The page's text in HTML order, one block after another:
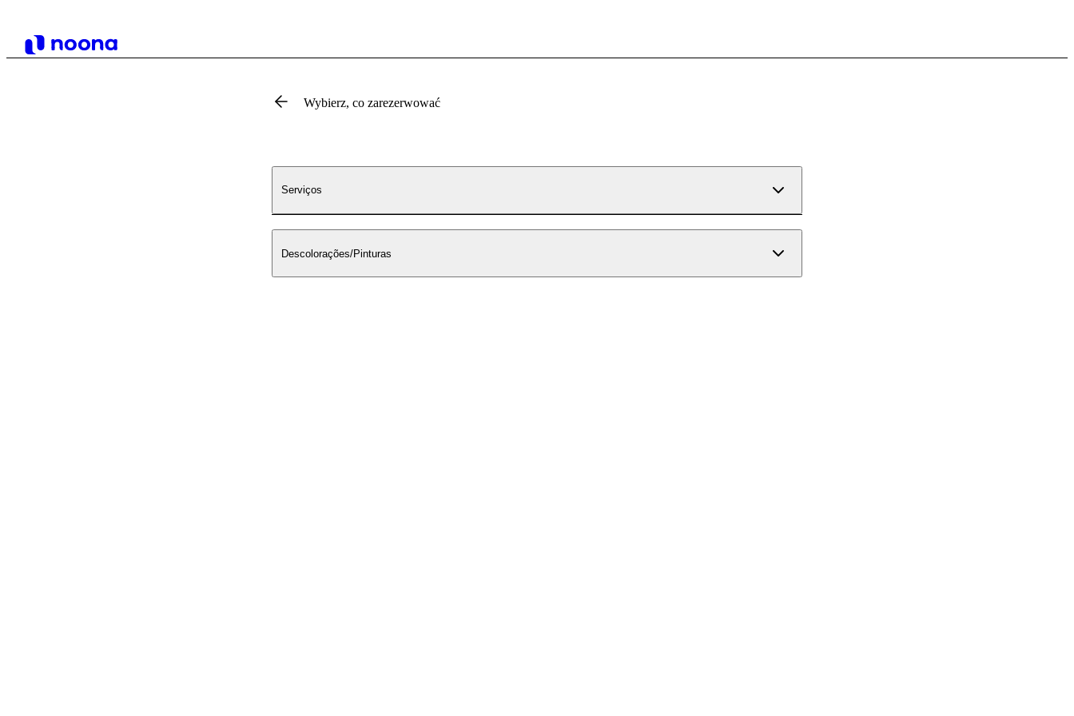
Wybierz, co zarezerwować
Serviços
Descolorações/Pinturas